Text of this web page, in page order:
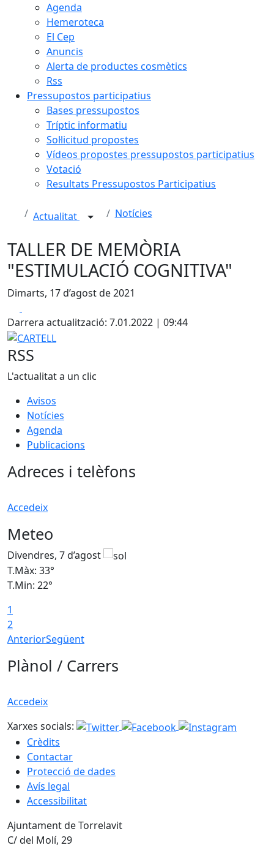
Agenda
Hemeroteca
El Cep
Anuncis
Alerta de productes cosmètics
Rss
Pressupostos participatius
Bases pressupostos
Tríptic informatiu
Sol·licitud propostes
Vídeos propostes pressupostos participatius
Votació
Resultats Pressupostos Participatius
Actualitat Notícies
TALLER DE MEMÒRIA
"ESTIMULACIÓ COGNITIVA"
Dimarts, 17 d’agost de 2021
Darrera actualització: 7.01.2022 | 09:44
CARTELL
RSS
L'actualitat a un clic
Avisos
Notícies
Agenda
Publicacions
Adreces i telèfons
Accedeix
Meteo
Divendres, 7 d’agost
T.Màx: 33°
T.Min: 22°
1
2
AnteriorSegüent
Plànol / Carrers
Accedeix
Xarxes socials:
Crèdits
Contactar
Protecció de dades
Avís legal
Accessibilitat
Ajuntament de Torrelavit
C/ del Molí, 29